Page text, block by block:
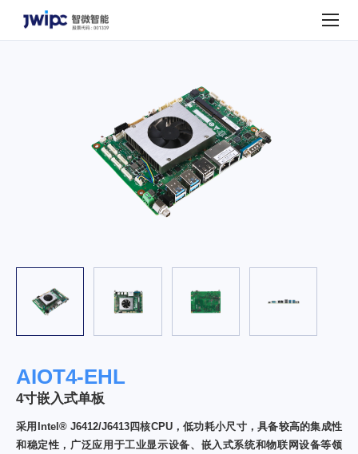
AIOT4-EHL
4寸嵌入式单板
采用Intel® J6412/J6413四核CPU，低功耗小尺寸，具备较高的集成性
和稳定性，广泛应用于工业显示设备、嵌入式系统和物联网设备等领